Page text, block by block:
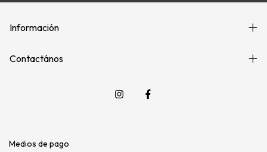
Información
Contactános
Medios de pago